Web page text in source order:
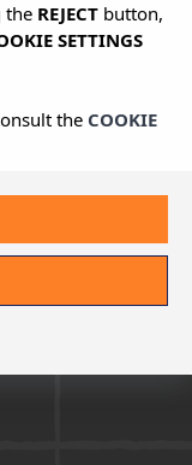
the REJECT button,
SETTINGS
the COOKIE